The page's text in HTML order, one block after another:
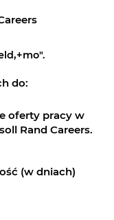
(bieżąca
do:
oferty pracy w
Rand Careers.
(w dniach)